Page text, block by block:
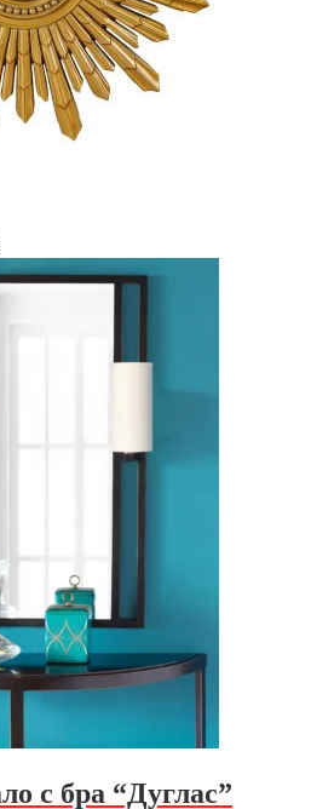
с бра “Дуглас”